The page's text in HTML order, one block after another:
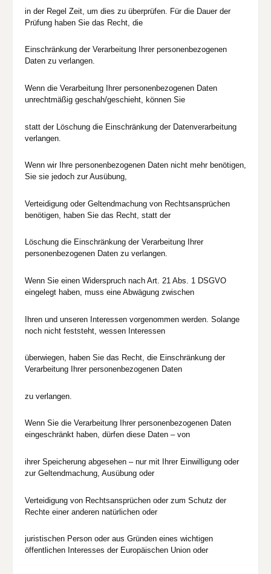
in der Regel Zeit, um dies zu überprüfen. Für die Dauer der
Prüfung haben Sie das Recht, die
Einschränkung der Verarbeitung Ihrer personenbezogenen
Daten zu verlangen.
Wenn die Verarbeitung Ihrer personenbezogenen Daten
unrechtmäßig geschah/geschieht, können Sie
statt der Löschung die Einschränkung der Datenverarbeitung
verlangen.
Wenn wir Ihre personenbezogenen Daten nicht mehr benötigen,
Sie sie jedoch zur Ausübung,
Verteidigung oder Geltendmachung von Rechtsansprüchen
benötigen, haben Sie das Recht, statt der
Löschung die Einschränkung der Verarbeitung Ihrer
personenbezogenen Daten zu verlangen.
Wenn Sie einen Widerspruch nach Art. 21 Abs. 1 DSGVO
eingelegt haben, muss eine Abwägung zwischen
Ihren und unseren Interessen vorgenommen werden. Solange
noch nicht feststeht, wessen Interessen
überwiegen, haben Sie das Recht, die Einschränkung der
Verarbeitung Ihrer personenbezogenen Daten
zu verlangen.
Wenn Sie die Verarbeitung Ihrer personenbezogenen Daten
eingeschränkt haben, dürfen diese Daten – von
ihrer Speicherung abgesehen – nur mit Ihrer Einwilligung oder
zur Geltendmachung, Ausübung oder
Verteidigung von Rechtsansprüchen oder zum Schutz der
Rechte einer anderen natürlichen oder
juristischen Person oder aus Gründen eines wichtigen
öffentlichen Interesses der Europäischen Union oder